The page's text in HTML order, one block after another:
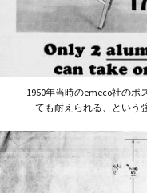
1950年当時のemeco社の
ても耐えられる、という